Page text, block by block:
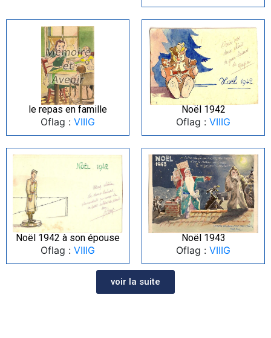
le repas en famille
Oflag : VIIIG
Noël 1942
Oflag : VIIIG
Noël 1942 à son épouse
Oflag : VIIIG
Noël 1943
Oflag : VIIIG
voir la suite